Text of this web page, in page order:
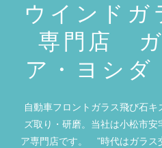
ウインドガ
専門店
ア・ヨシ
自動車フロントガラス飛び石
ズ取り・研磨。当社は小松市
ア専門店です。 ”時代はガラ